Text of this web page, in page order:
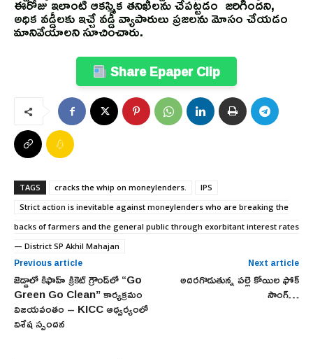
అధిక వడ్డీలకు ఇచ్చే వడ్డీ వ్యాపారులు ప్రజలను మోసం చేయడం
మానివేయాలని సూచించారు.
Share Epaper Clip
TAGS cracks the whip on moneylenders.
IPS
Strict action is inevitable against moneylenders who are breaking the
backs of farmers and the general public through exorbitant interest rates
— District SP Akhil Mahajan
Previous article
జెడ్డాలో కిఫాహ్ క్రికెట్ గ్రౌండ్‌లో “Go
Green Go Clean” కార్యక్రమం
విజయవంతం – KICC ఆధ్వర్యంలో
విశేష స్పందన
Next article
అదరగొడుతున్న పల్లె కోయిల ఫోక్
సాంగ్…